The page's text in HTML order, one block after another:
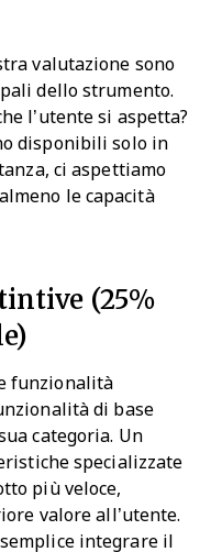
valutazione sono
dello strumento.
l’utente si aspetta?
disponibili solo in
ci aspettiamo
le capacità
(25%
funzionalità
di base
categoria. Un
specializzate
più veloce,
valore all’utente.
integrare il